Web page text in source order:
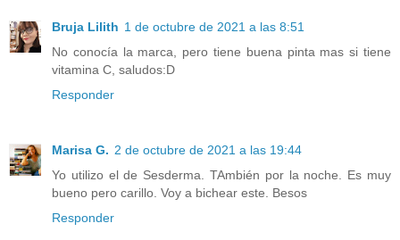
Bruja Lilith 1 de octubre de 2021 a las 8:51
No conocía la marca, pero tiene buena pinta mas si tiene
vitamina C, saludos:D
Responder
Marisa G. 2 de octubre de 2021 a las 19:44
Yo utilizo el de Sesderma. TAmbién por la noche. Es muy
bueno pero carillo. Voy a bichear este. Besos
Responder